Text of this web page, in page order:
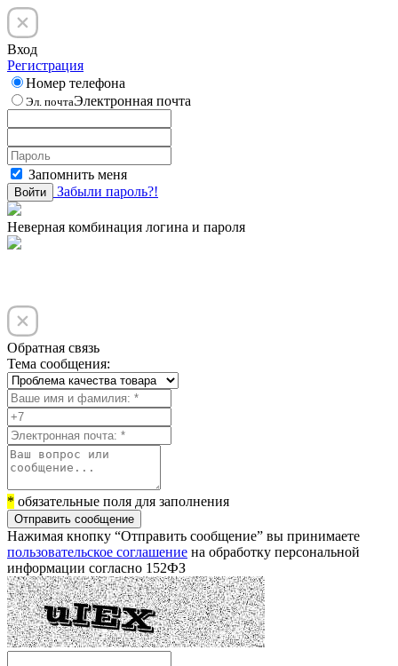
Вход
Регистрация
Номер телефона
Эл. почтаЭлектронная почта
Запомнить меня
Войти Забыли пароль?!
Неверная комбинация логина и пароля
Обратная связь
Тема сообщения:
* обязательные поля для заполнения
Отправить сообщение
Нажимая кнопку “Отправить сообщение” вы принимаете
пользовательское соглашение на обработку персональной
информации согласно 152ФЗ